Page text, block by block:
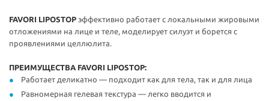
FAVORI LIPOSTOP эффективно работает с локальными жировыми
отложениями на лице и теле, моделирует силуэт и борется с
проявлениями целлюлита.
ПРЕИМУЩЕСТВА FAVORI LIPOSTOP:
Работает деликатно — подходит как для тела, так и для лица
Равномерная гелевая текстура — легко вводится и